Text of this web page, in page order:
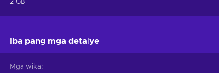
2 GB
Iba pang mga detalye
Mga wika